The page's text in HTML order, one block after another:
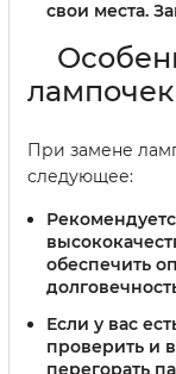
свои места.
При замене
следующее:
обеспечить
Если у вас
проверить и
перегорать